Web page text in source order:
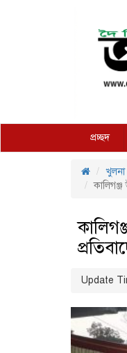
প্রচ্ছদ
খুলনা
Update